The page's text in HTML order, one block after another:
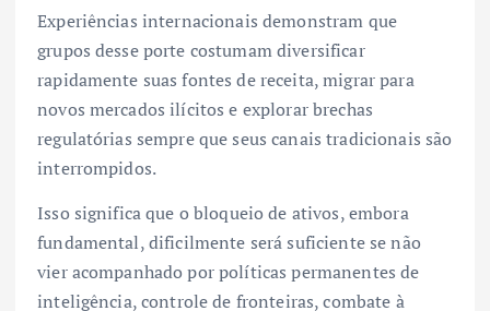
Experiências internacionais demonstram que
grupos desse porte costumam diversificar
rapidamente suas fontes de receita, migrar para
novos mercados ilícitos e explorar brechas
regulatórias sempre que seus canais tradicionais são
interrompidos.
Isso significa que o bloqueio de ativos, embora
fundamental, dificilmente será suficiente se não
vier acompanhado por políticas permanentes de
inteligência, controle de fronteiras, combate à